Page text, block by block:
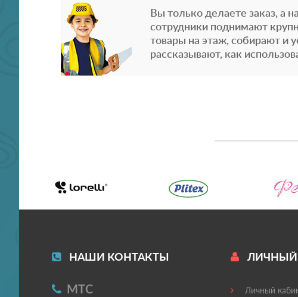
Вы только делаете заказ, а
сотрудники поднимают
товары на этаж, собирают и
рассказывают, как
НАШИ КОНТАКТЫ
МТС
ЛИЧНЫЙ
Личный